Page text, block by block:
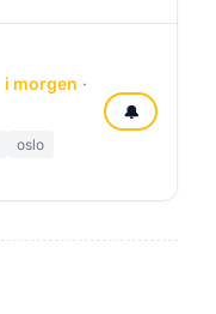
i morgen ·
oslo
🔔